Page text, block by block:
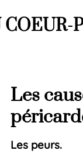
Les
Les peurs.